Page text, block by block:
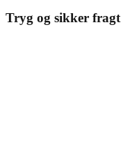
Tryg og sikker fragt